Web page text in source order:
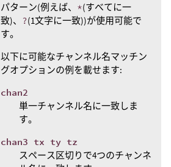
パターン(例えば、 *(すべてに一
致)、
?(1文字に一致))が使用可能で
す。
以下に可能なチャンネル名マッチン
グオプションの例を載せます:
chan2
単一チャンネル名に一致しま
す。
chan3 tx ty tz
スペース区切りで4つのチャンネ